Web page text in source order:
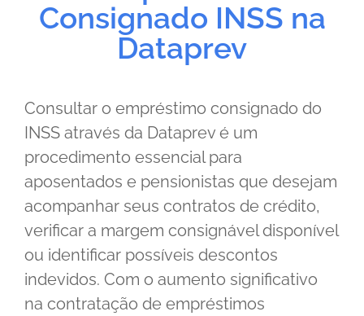
Consignado INSS na
Dataprev
Consultar o empréstimo consignado do
INSS através da Dataprev é um
procedimento essencial para
aposentados e pensionistas que desejam
acompanhar seus contratos de crédito,
verificar a margem consignável disponível
ou identificar possíveis descontos
indevidos. Com o aumento significativo
na contratação de empréstimos